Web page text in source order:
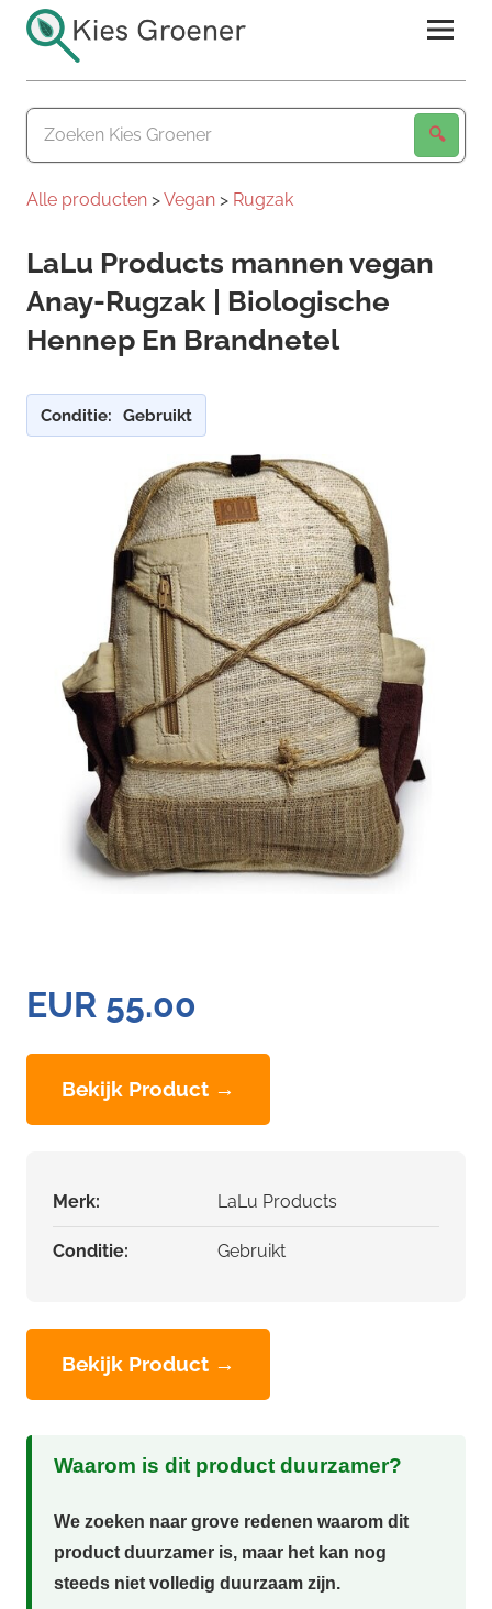
naar
inhoudKies
Groener
Alle producten >Vegan > Rugzak
LaLu Products mannen vegan
Anay-Rugzak | Biologische
Hennep En Brandnetel
Conditie: Gebruikt
EUR 55.00
Bekijk Product →
Merk: LaLu Products
Conditie: Gebruikt
Bekijk Product →
Waarom is dit product duurzamer?
We zoeken naar grove redenen waarom dit
product duurzamer is, maar het kan nog
steeds niet volledig duurzaam zijn.